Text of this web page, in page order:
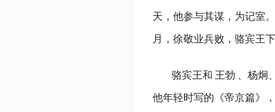
天，他参与其谋，为记室
月，徐敬业兵败，骆宾王
骆宾王和 王勃
、杨炯
他年轻时写的《帝京篇》